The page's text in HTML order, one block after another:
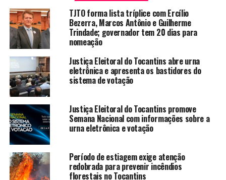
TJTO forma lista tríplice com Ercílio
Bezerra, Marcos Antônio e Guilherme
Trindade; governador tem 20 dias para
nomeação
Justiça Eleitoral do Tocantins abre urna
eletrônica e apresenta os bastidores do
sistema de votação
Justiça Eleitoral do Tocantins promove
Semana Nacional com informações sobre a
urna eletrônica e votação
Período de estiagem exige atenção
redobrada para prevenir incêndios
florestais no Tocantins